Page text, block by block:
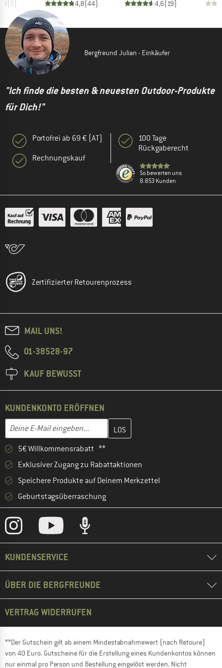
(5)
4,8(44)
4,6(19)
Bergfreund Julian - Einkäufer
"Ich finde die besten & neuesten Outdoor-Produkte
für Dich!"
Portofrei ab 69 € (AT)
Rechnungskauf
100 Tage
Rückgaberecht
So bewerten uns
8.853 Kunden
Zertifizierter Retourenprozess
MAIL UNS!
01-38528-97
KAUF BEWUSST
KUNDENKONTO ERÖFFNEN
E-Mail-Adresse
Gib hier deine E-Mail-Adresse ein und erstelle im nächsten
5€ Willkommensrabatt **
Exklusiver Zugang zu Rabattaktionen
Speichere Produkte auf Deinem Merkzettel
Geburtstagsüberraschung
KUNDENSERVICE
ÜBER DIE BERGFREUNDE
VERTRAG WIDERRUFEN
**Der Gutschein gilt ab einem Mindestabnahmewert (nach Retoure)
von 40 Euro. Gutscheine für die Erstellung eines Kundenkontos können
nur einmal pro Person und Bestellung eingelöst werden. Nicht